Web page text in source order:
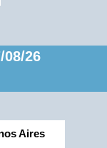
26
Aires